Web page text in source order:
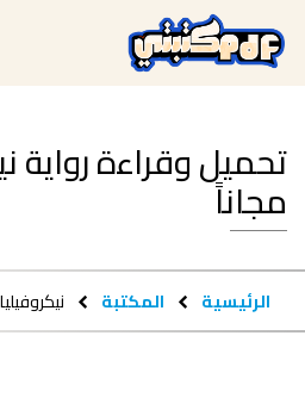
مجاناً
الرئيسية المكتبة نيكروفيليا